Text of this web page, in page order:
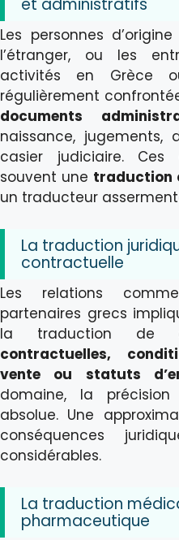
Les personnes
l’étranger, ou les
activités en Grèce
régulièrement
documents
naissance, jugements,
casier judiciaire. Ces
souvent une traduction
un traducteur
La traduction
contractuelle
Les relations
partenaires grecs
la traduction de
contractuelles,
vente ou statuts
domaine, la
absolue. Une
conséquences
considérables.
La traduction
pharmaceutique